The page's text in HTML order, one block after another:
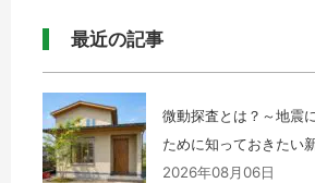
最近の記事
微動探査とは？～地震
ために知っておきたい
2026年08月06日